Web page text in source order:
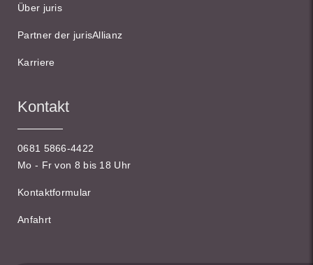
Über juris
Partner der jurisAllianz
Karriere
Kontakt
0681 5866-4422
Mo - Fr von 8 bis 18 Uhr
Kontaktformular
Anfahrt